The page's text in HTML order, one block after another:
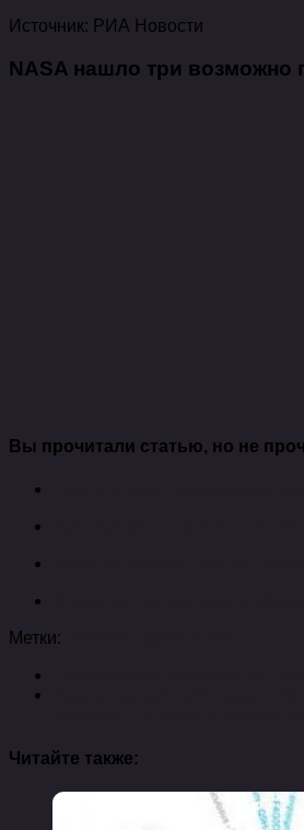
Источник: РИА Новости
NASA нашло три возможно
Вы прочитали статью, но не
Метки:
Читайте также: